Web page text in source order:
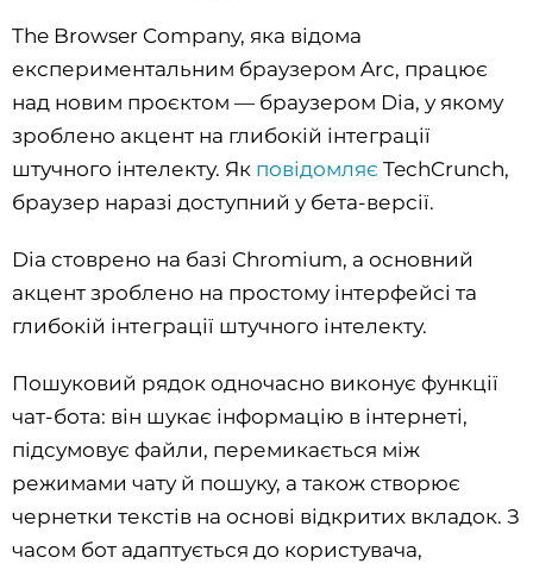
The Browser Company, яка відома
експериментальним браузером Arc, працює
над новим проєктом — браузером Dia, у якому
зроблено акцент на глибокій інтеграції
штучного інтелекту. Як повідомляє TechCrunch,
браузер наразі доступний у бета-версії.
Dia стоврено на базі Chromium, а основний
акцент зроблено на простому інтерфейсі та
глибокій інтеграції штучного інтелекту.
Пошуковий рядок одночасно виконує функції
чат-бота: він шукає інформацію в інтернеті,
підсумовує файли, перемикається між
режимами чату й пошуку, а також створює
чернетки текстів на основі відкритих вкладок. З
часом бот адаптується до користувача,